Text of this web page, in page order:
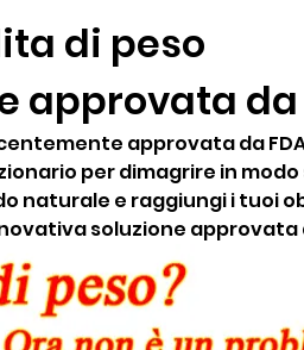
di peso
approvata
approvata da
per dimagrire in modo
naturale e raggiungi i tuoi
soluzione approvata